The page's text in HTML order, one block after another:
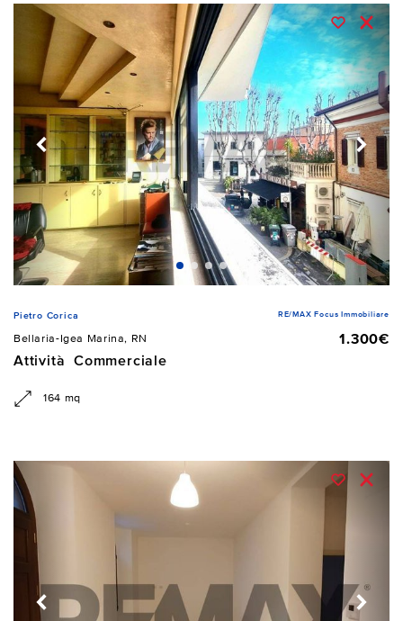
Pietro Corica RE/MAX Focus Immobiliare
Bellaria-Igea Marina, RN
1.300€
Attività Commerciale
164 mq